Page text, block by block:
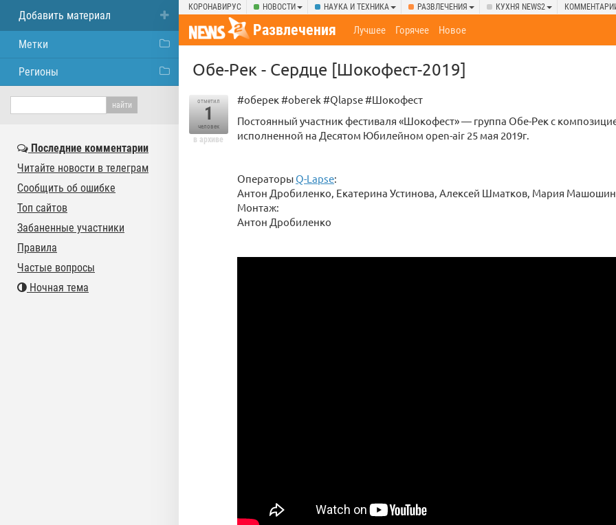
КОРОНАВИРУС НОВОСТИ НАУКА И ТЕХНИКА РАЗВЛЕЧЕНИЯ КУХНЯ NEWS2
Развлечения Лучшее Горячее Новое
Обе-Рек - Сердце [Шокофест-2019]
отметил
1
человек
в архиве
#оберек #oberek #Qlapse #Шокофест
Постоянный участник фестиваля «Шокофест» — группа Обе-Рек с
исполненной на Десятом Юбилейном open-air 25 мая 2019г.
Операторы Q-Lapse:
Антон Дробиленко, Екатерина Устинова, Алексей Шматков, Мария
Монтаж:
Антон Дробиленко
Добавить материал
Метки
Регионы
Последние комментарии
Читайте новости в телеграм
Сообщить об ошибке
Топ сайтов
Забаненные участники
Правила
Частые вопросы
Ночная тема